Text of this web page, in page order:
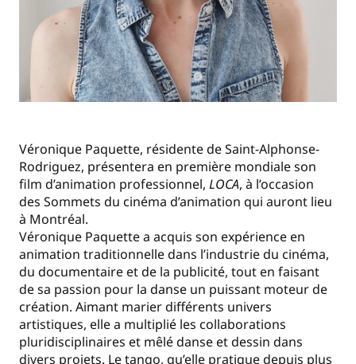
Véronique Paquette, résidente de Saint-Alphonse-
Rodriguez, présentera en première mondiale son
film d’animation professionnel, LOCA, à l’occasion
des Sommets du cinéma d’animation qui auront lieu
à Montréal.
Véronique Paquette a acquis son expérience en
animation traditionnelle dans l’industrie du cinéma,
du documentaire et de la publicité, tout en faisant
de sa passion pour la danse un puissant moteur de
création. Aimant marier différents univers
artistiques, elle a multiplié les collaborations
pluridisciplinaires et mêlé danse et dessin dans
divers projets. Le tango, qu’elle pratique depuis plus